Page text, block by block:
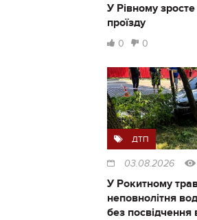
У Рівному зросте
проїзду
0 0
ДТП
03.08.2026
У Рокитному
неповнолітня
без посвідчення